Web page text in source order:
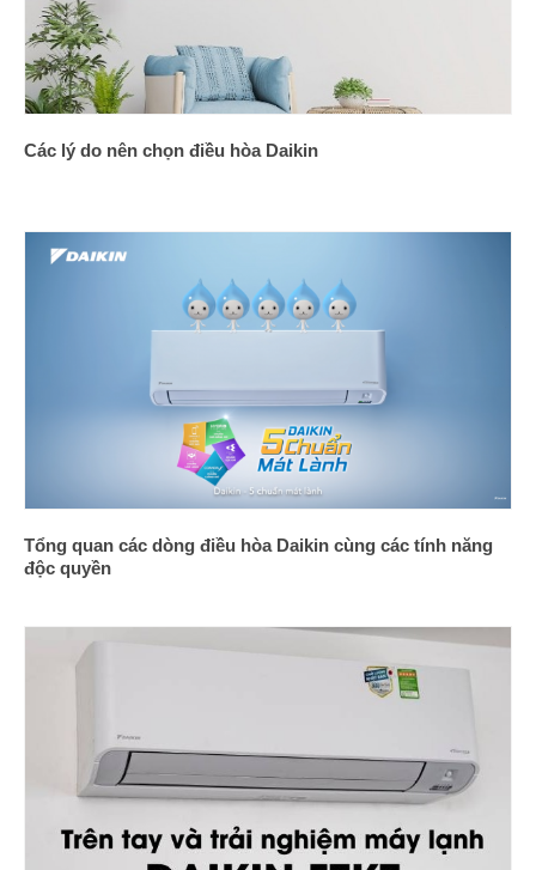
Các lý do nên chọn điều hòa Daikin
Tổng quan các dòng điều hòa Daikin cùng các tính năng
độc quyền